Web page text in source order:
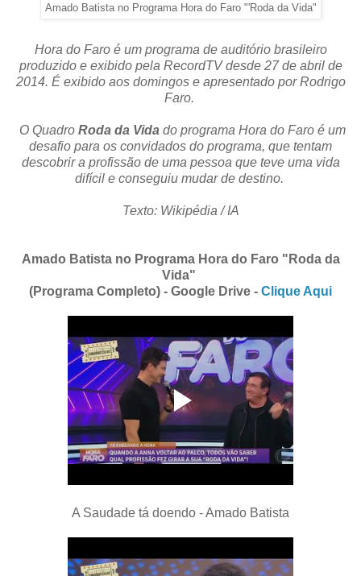
Amado Batista no Programa Hora do Faro "'Roda da Vida"
Hora do Faro é um programa de auditório brasileiro
produzido e exibido pela RecordTV desde 27 de abril de
2014. É exibido aos domingos e apresentado por Rodrigo
Faro.
O Quadro Roda da Vida do programa Hora do Faro é um
desafio para os convidados do programa, que tentam
descobrir a profissão de uma pessoa que teve uma vida
difícil e conseguiu mudar de destino.
Texto: Wikipédia / IA
Amado Batista no Programa Hora do Faro "Roda da
Vida"
(Programa Completo) - Google Drive - Clique Aqui
A Saudade tá doendo - Amado Batista